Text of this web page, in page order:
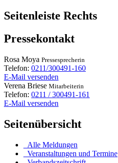
Seitenleiste Rechts
Pressekontakt
Rosa Moya Pressesprecherin
Telefon: 0211/300491-160
E-Mail versenden
Verena Briese Mitarbeiterin
Telefon: 0211 / 300491-161
E-Mail versenden
Seitenübersicht
Alle Meldungen
Veranstaltungen und Termine